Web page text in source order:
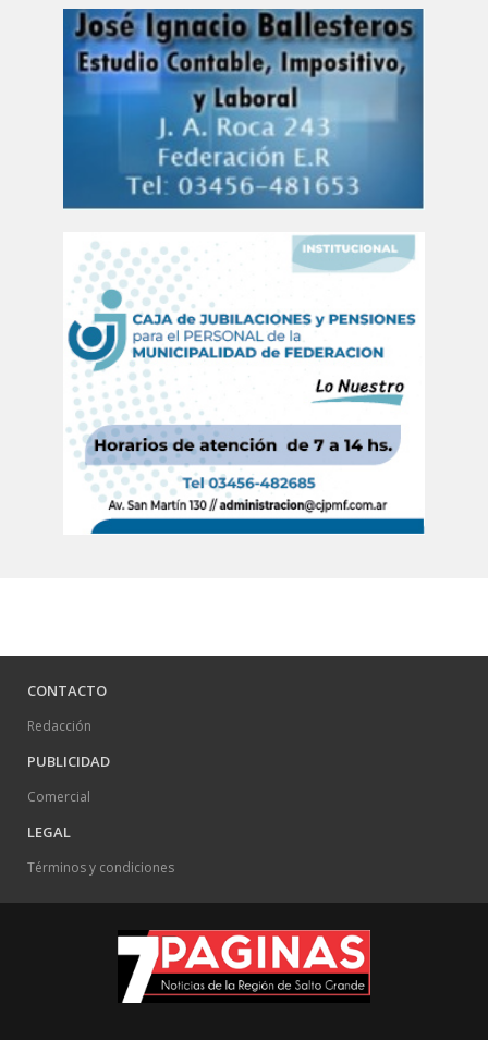
CONTACTO
Redacción
PUBLICIDAD
Comercial
LEGAL
Términos y condiciones